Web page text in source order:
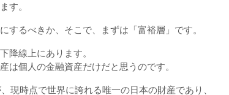
す。
するべきか、そこで、まずは「富裕層」です。
降線上にあります。
は個人の金融資産だけだと思うのです。
現時点で世界に誇れる唯一の日本の財産であり、